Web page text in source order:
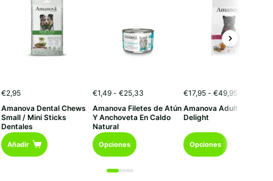
€2,95
Amanova Dental Chews
Small / Mini Sticks
Dentales
Añadir
€1,49 - €25,33Rango
precios:
desde
Amanova Filetes de Atún
Y Anchoveta En Caldo
Natural
Opciones
Este
producto
múltiples
€17,95 - €49,95
precios:
Amanova Adult Turkey
Delight
Opciones
Este
producto